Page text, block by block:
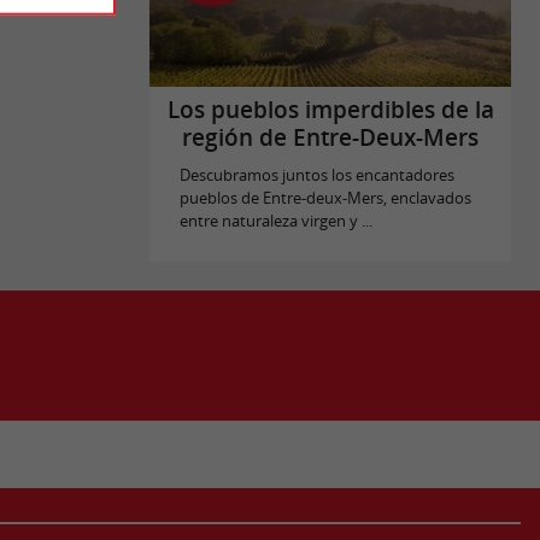
Los pueblos imperdibles de la
región de Entre-Deux-Mers
Descubramos juntos los encantadores
pueblos de Entre-deux-Mers, enclavados
entre naturaleza virgen y ...